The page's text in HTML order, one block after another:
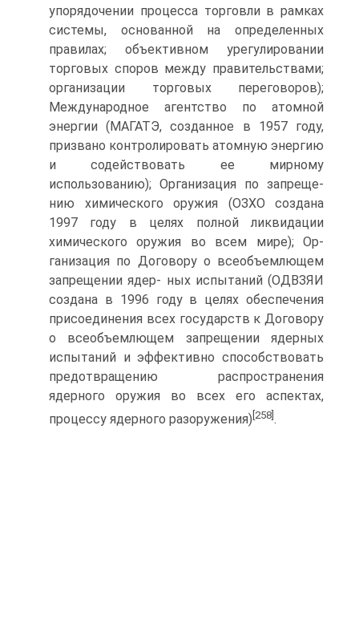
упорядочении процесса торговли в рамках
системы, основанной на определенных
правилах; объ­ективном урегулировании
торговых споров между правитель­ствами;
организации торговых переговоров);
Международное агентство по атомной
энергии (МАГАТЭ, созданное в 1957 го­ду,
призвано контролировать атомную энергию
и содейство­вать ее мирному
использованию); Организация по запреще­
нию химического оружия (ОЗХО создана
1997 году в целях полной ликвидации
химического оружия во всем мире); Ор­
ганизация по Договору о всеобъемлющем
запрещении ядер- ных испытаний (ОДВЗЯИ
создана в 1996 году в целях обеспе­чения
присоединения всех государств к Договору
о всеобъем­лющем запрещении ядерных
испытаний и эффективно спо­собствовать
предотвращению распространения
ядерного ору­жия во всех его аспектах,
процессу ядерного разоружения) [258].